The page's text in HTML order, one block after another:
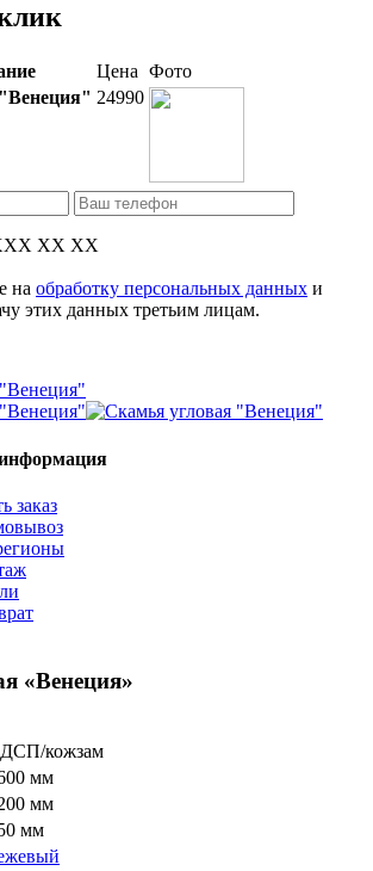
Цена Фото
24990
XX XX
на обработку персональных данных и
этих данных третьим лицам.
заказ
«Венеция»
кожзам
мм
мм
мм